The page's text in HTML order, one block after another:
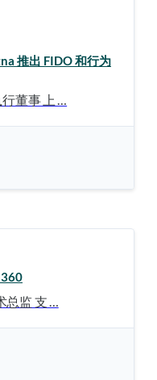
推出 FIDO 和行为
董事 上 …
360
总监 支 …